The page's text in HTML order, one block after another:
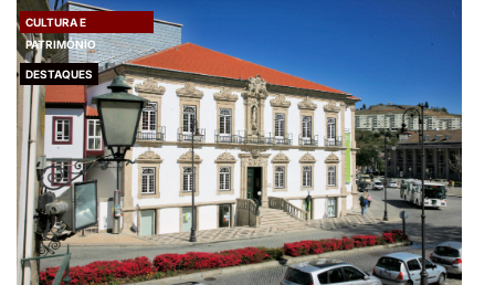
CULTURA E
PATRIMÓNIO
DESTAQUES